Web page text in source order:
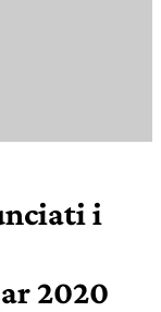
i
2020